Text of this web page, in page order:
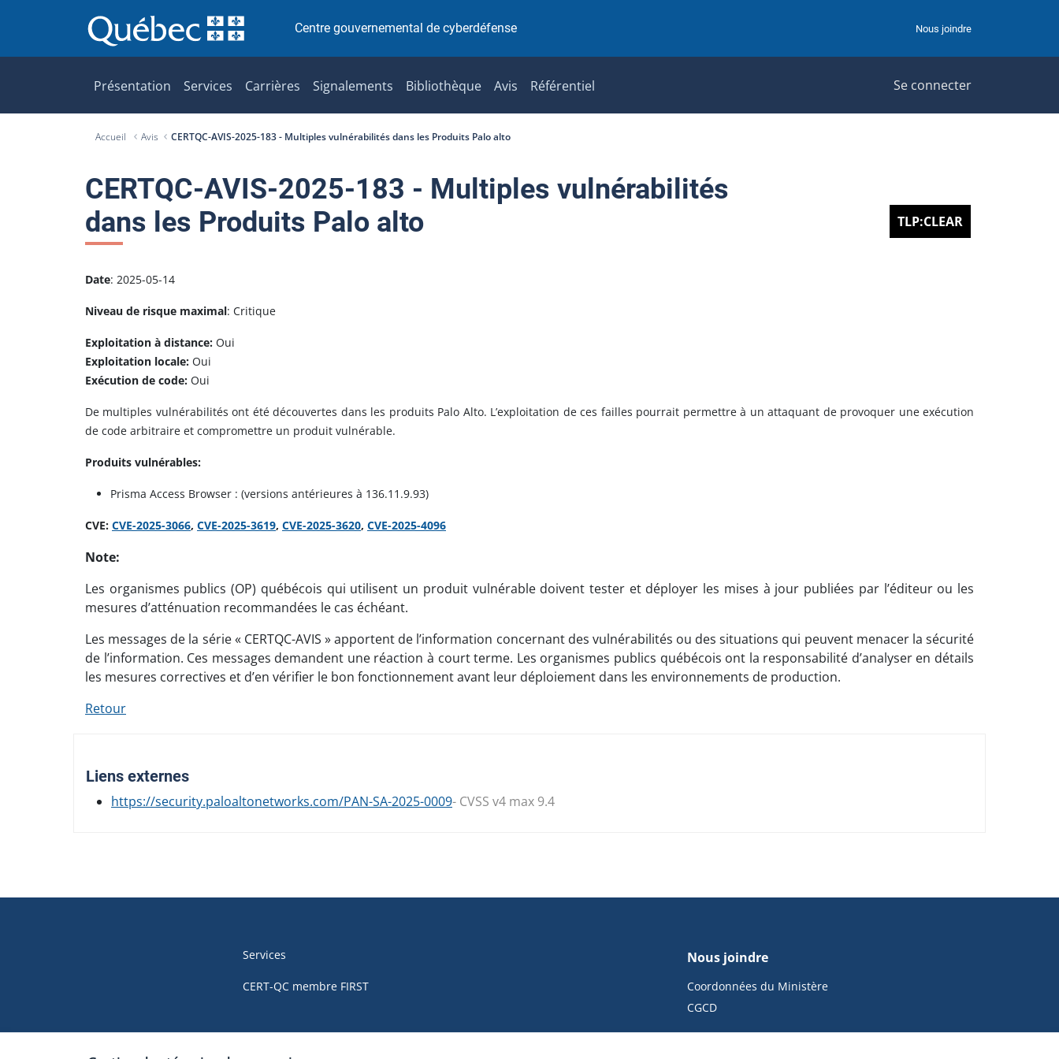
a
o
n
t
e
u
Centre gouvernemental de cyberdéfense Nous joindre
Présentation Services Carrières Signalements Bibliothèque Avis Référentiel Se connecter
Accueil Avis CERTQC-AVIS-2025-183 - Multiples vulnérabilités dans les Produits Palo alto
CERTQC-AVIS-2025-183 - Multiples vulnérabilités
dans les Produits Palo alto
TLP:CLEAR
Date: 2025-05-14
Niveau de risque maximal: Critique
Exploitation à distance: Oui
Exploitation locale: Oui
Exécution de code: Oui
De multiples vulnérabilités ont été découvertes dans les produits Palo Alto. L’exploitation de ces failles pourrait permettre à un attaquant de provoquer une exécution
de code arbitraire et compromettre un produit vulnérable.
Produits vulnérables:
Prisma Access Browser : (versions antérieures à 136.11.9.93)
CVE: CVE-2025-3066, CVE-2025-3619, CVE-2025-3620, CVE-2025-4096
Note:
Les organismes publics (OP) québécois qui utilisent un produit vulnérable doivent tester et déployer les mises à jour publiées par l’éditeur ou les
mesures d’atténuation recommandées le cas échéant.
Les messages de la série « CERTQC-AVIS » apportent de l’information concernant des vulnérabilités ou des situations qui peuvent menacer la sécurité
de l’information. Ces messages demandent une réaction à court terme. Les organismes publics québécois ont la responsabilité d’analyser en détails
les mesures correctives et d’en vérifier le bon fonctionnement avant leur déploiement dans les environnements de production.
Retour
Liens externes
https://security.paloaltonetworks.com/PAN-SA-2025-0009- CVSS v4 max 9.4
de
Services
CERT-QC membre FIRST
Nous joindre
Coordonnées du Ministère
CGCD